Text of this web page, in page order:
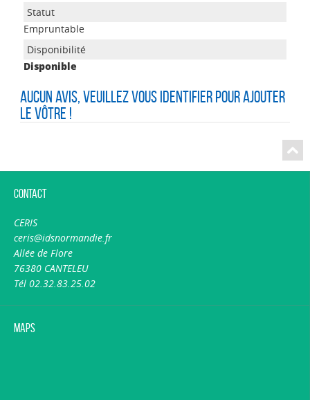
Empruntable
Disponible
Aucun avis, veuillez vous identifier pour ajouter
le vôtre !
Contact
CERIS
ceris@idsnormandie.fr
Allée de Flore
76380 CANTELEU
Tél 02.32.83.25.02
Maps